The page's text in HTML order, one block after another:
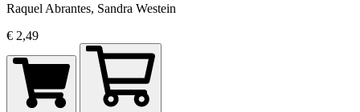
Raquel Abrantes, Sandra Westein
€ 2,49